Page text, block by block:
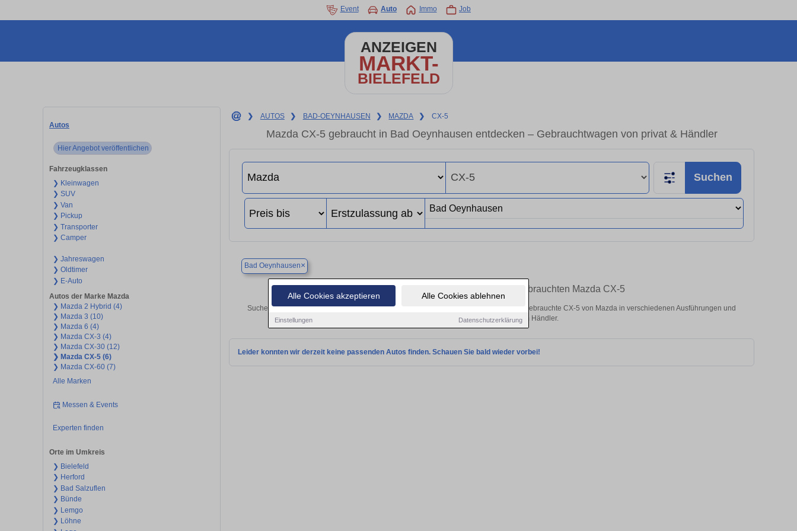
Alle Cookies akzeptieren Alle Cookies ablehnen
Einstellungen Datenschutzerklärung
Event Auto Immo Job
ANZEIGEN
MARKT-
BIELEFELD
Autos
Hier Angebot veröffentlichen
Fahrzeugklassen
❯ Kleinwagen
❯ SUV
❯ Van
❯ Pickup
❯ Transporter
❯ Camper
❯ Jahreswagen
❯ Oldtimer
❯ E-Auto
Autos der Marke Mazda
❯ Mazda 2 Hybrid (4)
❯ Mazda 3 (10)
❯ Mazda 6 (4)
❯ Mazda CX-3 (4)
❯ Mazda CX-30 (12)
❯ Mazda CX-5 (6)
❯ Mazda CX-60 (7)
Alle Marken
Messen & Events
Experten finden
Orte im Umkreis
❯ Bielefeld
❯ Herford
❯ Bad Salzuflen
❯ Bünde
❯ Lemgo
❯ Löhne
❯ AUTOS ❯ BAD-OEYNHAUSEN ❯ MAZDA ❯ CX-5
Mazda CX-5 gebraucht in Bad Oeynhausen entdecken – Gebrauchtwagen von privat & Händler
Suchen
Bad Oeynhausen×
Finden Sie in Bad Oeynhausen Ihren gebrauchten Mazda CX-5
Suchen Sie in Bad Oeynhausen einen Mazda CX-5 Gebrauchtwagen? Entdecken Sie gebrauchte CX-5 von Mazda in verschiedenen Ausführungen und
Preisklassen von privat und vom Händler.
Leider konnten wir derzeit keine passenden Autos finden. Schauen Sie bald wieder vorbei!